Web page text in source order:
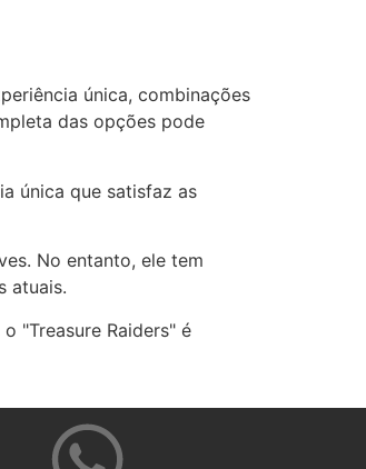
única, combinações
das opções pode
única que satisfaz as
No entanto, ele tem
atuais.
"Treasure Raiders" é